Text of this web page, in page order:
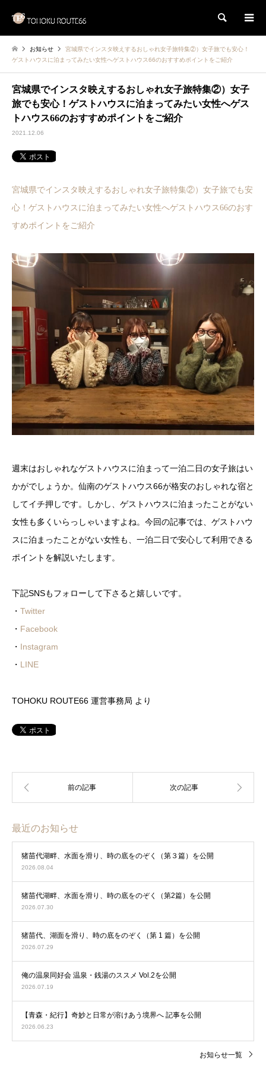
検索
お知らせ
宮城県でインスタ映えするおしゃれ女子旅特集②）女子旅でも安心！
ゲストハウスに泊まってみたい女性へゲストハウス66のおすすめポイントをご紹介
宮城県でインスタ映えするおしゃれ女子旅特集②）女子
旅でも安心！ゲストハウスに泊まってみたい女性へゲス
トハウス66のおすすめポイントをご紹介
2021.12.06
宮城県でインスタ映えするおしゃれ女子旅特集②）女子旅でも安
心！ゲストハウスに泊まってみたい女性へゲストハウス66のおす
すめポイントをご紹介
週末はおしゃれなゲストハウスに泊まって一泊二日の女子旅はい
かがでしょうか。仙南のゲストハウス66が格安のおしゃれな宿と
してイチ押しです。しかし、ゲストハウスに泊まったことがない
女性も多くいらっしゃいますよね。今回の記事では、ゲストハウ
スに泊まったことがない女性も、一泊二日で安心して利用できる
ポイントを解説いたします。
下記SNSもフォローして下さると嬉しいです。
・ Twitter
・ Facebook
・ Instagram
・ LINE
TOHOKU ROUTE66 運営事務局 より
最近のお知らせ
猪苗代湖畔、水面を滑り、時の底をのぞく（第３篇）を公開
2026.08.04
猪苗代湖畔、水面を滑り、時の底をのぞく（第2篇）を公開
2026.07.30
猪苗代、湖面を滑り、時の底をのぞく（第 1 篇）を公開
2026.07.29
俺の温泉同好会 温泉・銭湯のススメ Vol.2を公開
2026.07.19
【青森・紀行】奇妙と日常が溶けあう境界へ 記事を公開
2026.06.23
お知らせ一覧